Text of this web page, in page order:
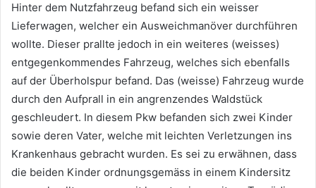
Hinter dem Nutzfahrzeug befand sich ein weisser
Lieferwagen, welcher ein Ausweichmanöver durchführen
wollte. Dieser prallte jedoch in ein weiteres (weisses)
entgegenkommendes Fahrzeug, welches sich ebenfalls
auf der Überholspur befand. Das (weisse) Fahrzeug wurde
durch den Aufprall in ein angrenzendes Waldstück
geschleudert. In diesem Pkw befanden sich zwei Kinder
sowie deren Vater, welche mit leichten Verletzungen ins
Krankenhaus gebracht wurden. Es sei zu erwähnen, dass
die beiden Kinder ordnungsgemäss in einem Kindersitz